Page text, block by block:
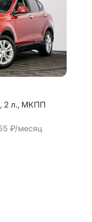
2 л., МКПП
₽/месяц